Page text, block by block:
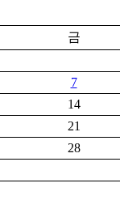
금
7
14
21
28